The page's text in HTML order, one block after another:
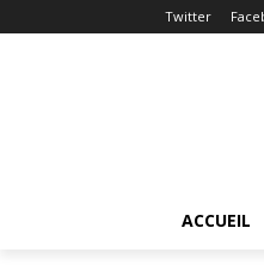
Twitter
ACCUEIL